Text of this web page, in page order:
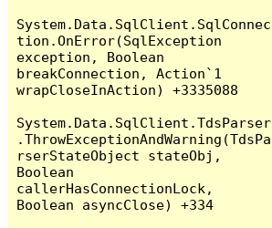
System.Data.SqlClient.SqlConnec
tion.OnError(SqlException
exception, Boolean
breakConnection, Action`1
wrapCloseInAction) +3335088
System.Data.SqlClient.TdsParser
.ThrowExceptionAndWarning(TdsPa
rserStateObject stateObj,
Boolean
callerHasConnectionLock,
Boolean asyncClose) +334